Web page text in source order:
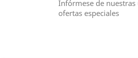
Infórmese de
ofertas especiales